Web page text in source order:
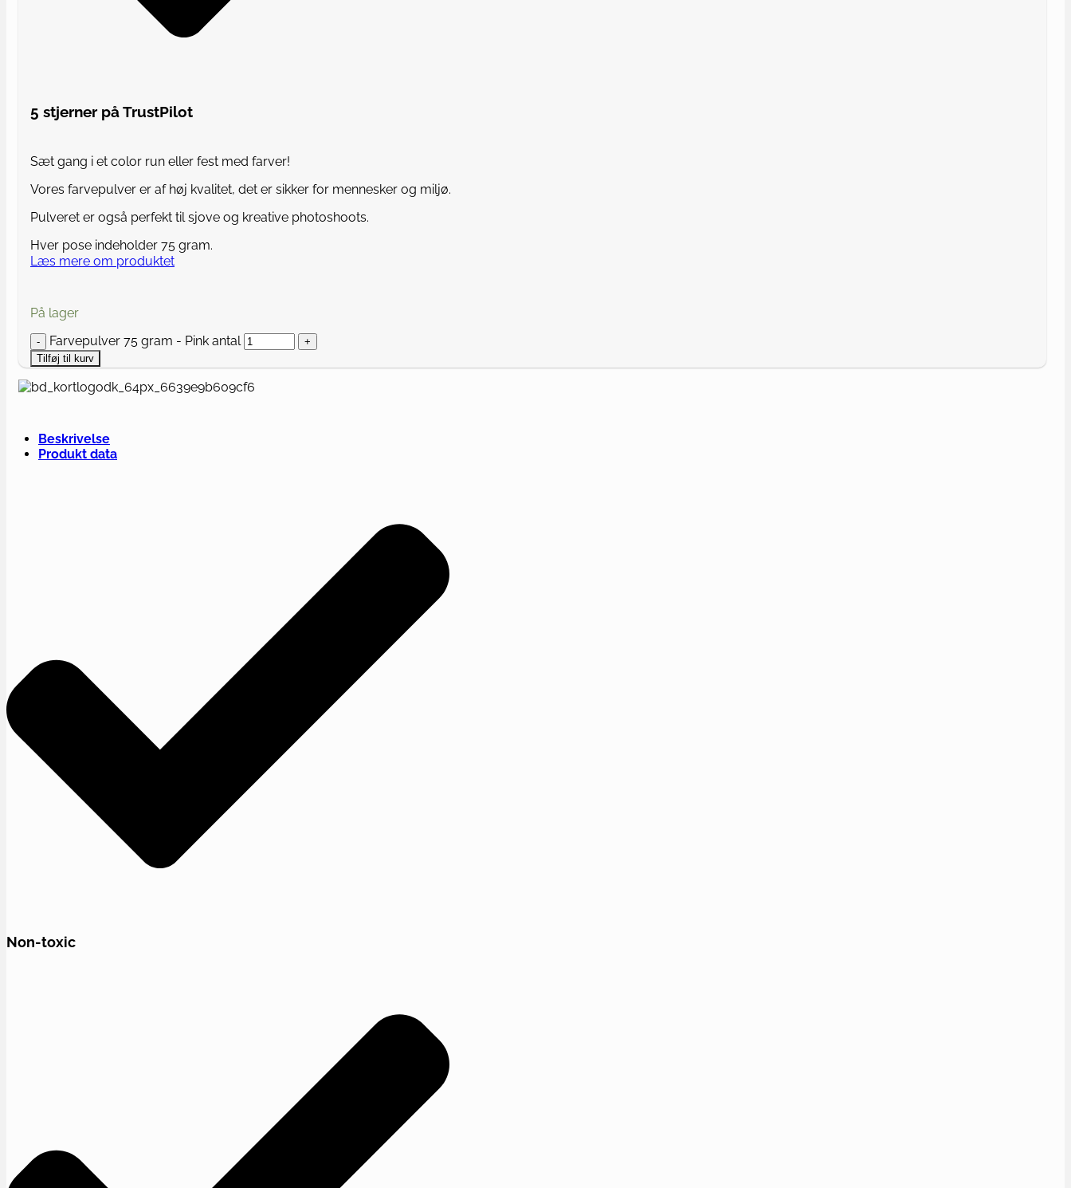
5 stjerner på TrustPilot
Sæt gang i et color run eller fest med farver!
Vores farvepulver er af høj kvalitet, det er sikker for mennesker og miljø.
Pulveret er også perfekt til sjove og kreative photoshoots.
Hver pose indeholder 75 gram.
Læs mere om produktet
På lager
Farvepulver 75 gram - Pink antal
Tilføj til kurv
Beskrivelse
Produkt data
Non-toxic